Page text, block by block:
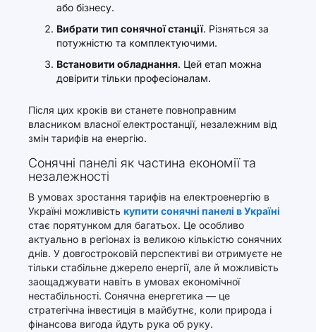
або бізнесу.
Вибрати тип сонячної станції. Різняться за
потужністю та комплектуючими.
Встановити обладнання. Цей етап можна
довірити тільки професіоналам.
Після цих кроків ви станете повноправним
власником власної електростанції, незалежним від
змін тарифів на енергію.
Сонячні панелі як частина економії та
незалежності
В умовах зростання тарифів на електроенергію в
Україні можливість купити сонячні панелі в Україні
стає порятунком для багатьох. Це особливо
актуально в регіонах із великою кількістю сонячних
днів. У довгостроковій перспективі ви отримуєте не
тільки стабільне джерело енергії, але й можливість
заощаджувати навіть в умовах економічної
нестабільності. Сонячна енергетика — це
стратегічна інвестиція в майбутнє, коли природа і
фінансова вигода йдуть рука об руку.